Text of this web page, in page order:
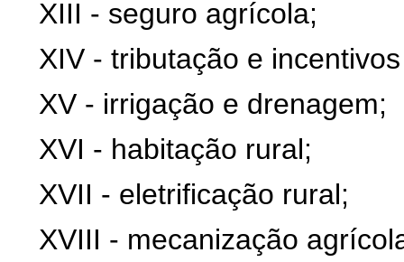
XIII - seguro agrícola;
XIV - tributação e
XV - irrigação e drenagem;
XVI - habitação rural;
XVII - eletrificação rural;
XVIII - mecanização